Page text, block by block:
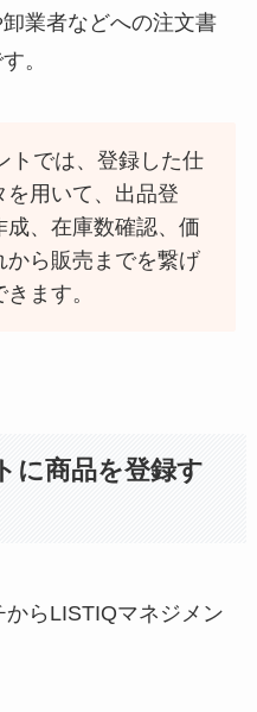
業者などへの注文書
。
トでは、登録した仕
を用いて、出品登
、在庫数確認、価
から販売までを繋げ
ます。
に商品を登録す
らLISTIQマネジメン